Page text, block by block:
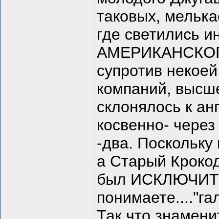
таковых,
где светились
супротив
компаний,
склонялось к
косвенно-
-два.
а Старый
был